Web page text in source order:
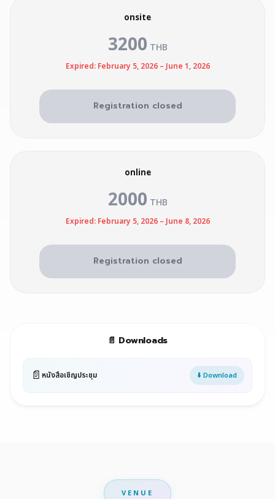
onsite
3200 THB
Expired: February 5, 2026 – June 1, 2026
Registration closed
online
2000 THB
Expired: February 5, 2026 – June 8, 2026
Registration closed
📄 Downloads
📄 หนังสือเชิญประชุม ⬇️ Download
VENUE